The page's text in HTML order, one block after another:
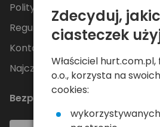
Polityka Prywatności
Regulamin
Kontakt
Najczęściej zadawane pytania
Bezpieczne płatności
Zdecyduj,
ciasteczek
Właściciel
o.o., korzysta na
cookies: